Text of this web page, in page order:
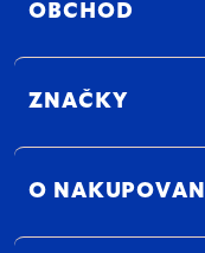
OBCHOD
ZNAČKY
O NAKUPOVANÍ